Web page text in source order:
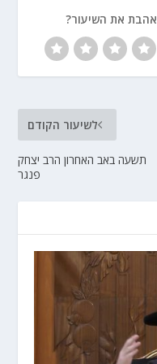
אהבת את השיעור?
לשיעור הקודם
תשעה באב האחרון הרב יצחק
פנגר